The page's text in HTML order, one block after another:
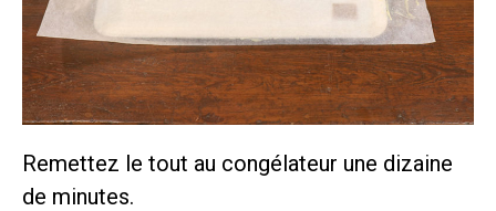
Remettez le tout au congélateur une dizaine
de minutes.